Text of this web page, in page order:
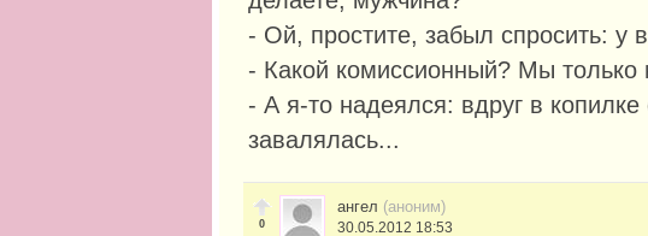
- Ой, простите, забыл спросить: у
- Какой комиссионный? Мы
- А я-то надеялся: вдруг в
завалялась...
0
ангел (аноним)
30.05.2012 18:53